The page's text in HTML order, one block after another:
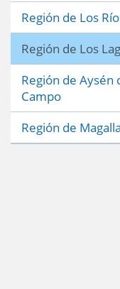
Región de Los
Región de Los
Región de Aysén
Campo
Región de